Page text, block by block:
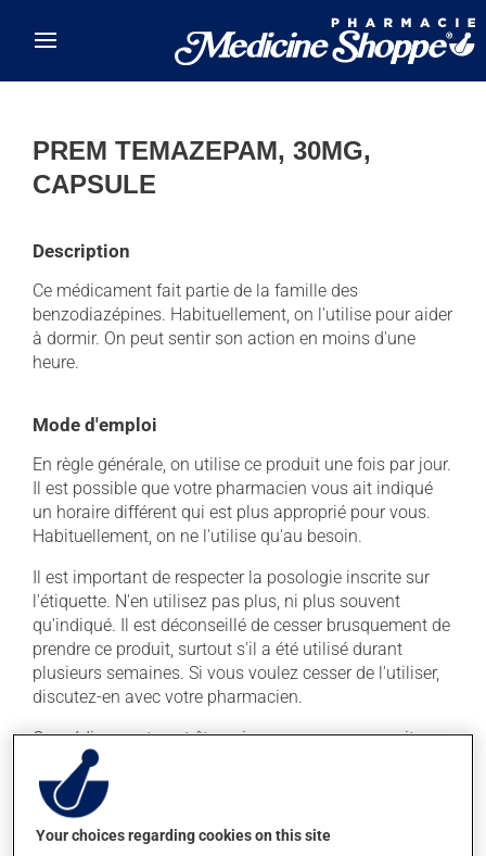
PREM TEMAZEPAM, 30MG,
CAPSULE
Description
Ce médicament fait partie de la famille des
benzodiazépines. Habituellement, on l'utilise pour aider
à dormir. On peut sentir son action en moins d'une
heure.
Mode d'emploi
En règle générale, on utilise ce produit une fois par jour.
Il est possible que votre pharmacien vous ait indiqué
un horaire différent qui est plus approprié pour vous.
Habituellement, on ne l'utilise qu'au besoin.
Il est important de respecter la posologie inscrite sur
l'étiquette. N'en utilisez pas plus, ni plus souvent
qu'indiqué. Il est déconseillé de cesser brusquement de
prendre ce produit, surtout s'il a été utilisé durant
plusieurs semaines. Si vous voulez cesser de l'utiliser,
discutez-en avec votre pharmacien.
Ce médicament peut être pris avec ou sans nourriture,
sans égard aux repas ou aux collations. La prise
d'alcool peut augmenter l'effet du médicament. Limitez
la consommation d'alcool à une prise occasionnelle de
petites quantités.
Your choices regarding cookies on this site